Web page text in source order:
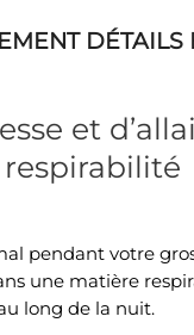
DÉTAILS
et
Dhs.
pendant votre
une matière
long de la nuit.